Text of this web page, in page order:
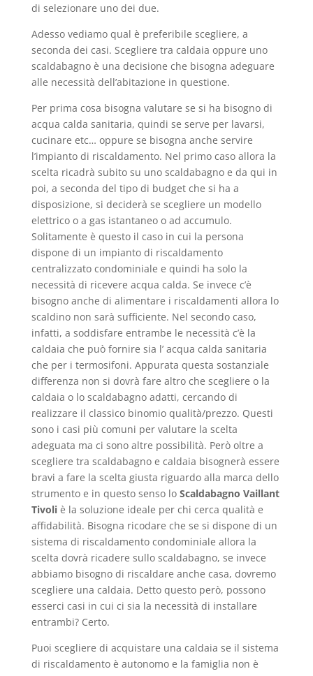
di selezionare uno dei due.
Adesso vediamo qual è preferibile scegliere, a
seconda dei casi. Scegliere tra caldaia oppure uno
scaldabagno è una decisione che bisogna adeguare
alle necessità dell’abitazione in questione.
Per prima cosa bisogna valutare se si ha bisogno di
acqua calda sanitaria, quindi se serve per lavarsi,
cucinare etc… oppure se bisogna anche servire
l’impianto di riscaldamento. Nel primo caso allora la
scelta ricadrà subito su uno scaldabagno e da qui in
poi, a seconda del tipo di budget che si ha a
disposizione, si deciderà se scegliere un modello
elettrico o a gas istantaneo o ad accumulo.
Solitamente è questo il caso in cui la persona
dispone di un impianto di riscaldamento
centralizzato condominiale e quindi ha solo la
necessità di ricevere acqua calda. Se invece c’è
bisogno anche di alimentare i riscaldamenti allora lo
scaldino non sarà sufficiente. Nel secondo caso,
infatti, a soddisfare entrambe le necessità c’è la
caldaia che può fornire sia l’ acqua calda sanitaria
che per i termosifoni. Appurata questa sostanziale
differenza non si dovrà fare altro che scegliere o la
caldaia o lo scaldabagno adatti, cercando di
realizzare il classico binomio qualità/prezzo. Questi
sono i casi più comuni per valutare la scelta
adeguata ma ci sono altre possibilità. Però oltre a
scegliere tra scaldabagno e caldaia bisognerà essere
bravi a fare la scelta giusta riguardo alla marca dello
strumento e in questo senso lo Scaldabagno Vaillant
Tivoliè la soluzione ideale per chi cerca qualità e
affidabilità. Bisogna ricodare che se si dispone di un
sistema di riscaldamento condominiale allora la
scelta dovrà ricadere sullo scaldabagno, se invece
abbiamo bisogno di riscaldare anche casa, dovremo
scegliere una caldaia. Detto questo però, possono
esserci casi in cui ci sia la necessità di installare
entrambi? Certo.
Puoi scegliere di acquistare una caldaia se il sistema
di riscaldamento è autonomo e la famiglia non è